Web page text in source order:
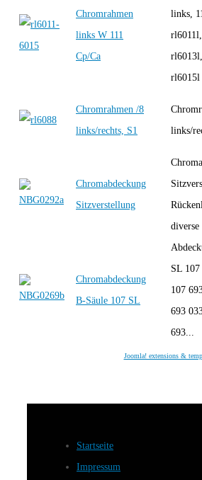
Chromrahmen
links W 111
Cp/Ca
links,
rl6015l
Chromrahmen /8
links/rechts, S1
links/
Chromabdeckung
Sitzverstellung
diverse
Chromabdeckung
B-Säule 107 SL
SL
107
693
693...
Joomla! extensions &
Startseite
Impressum